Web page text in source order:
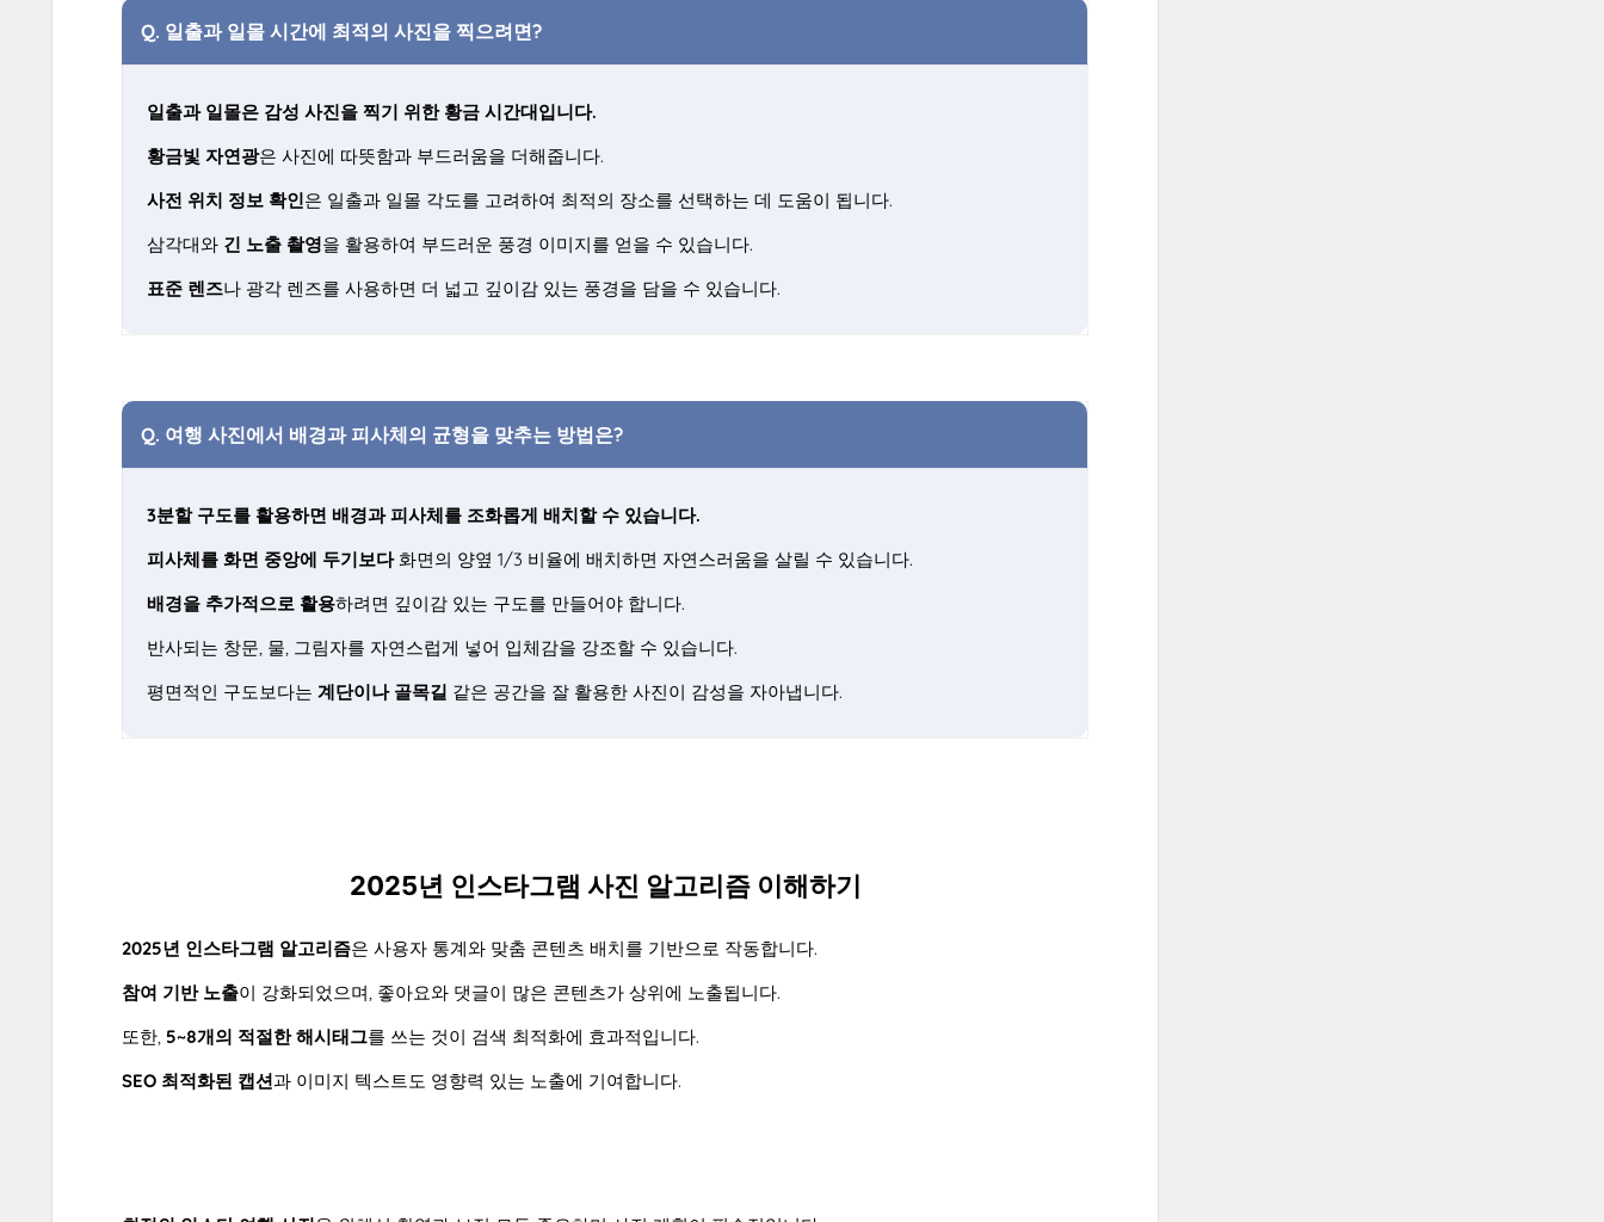
Q. 일출과 일몰 시간에 최적의 사진을 찍으려면?
일출과 일몰은 감성 사진을 찍기 위한 황금 시간대입니다.
황금빛 자연광은 사진에 따뜻함과 부드러움을 더해줍니다.
사전 위치 정보 확인은 일출과 일몰 각도를 고려하여 최적의 장소를 선택하는 데 도움이 됩니다.
삼각대와 긴 노출 촬영을 활용하여 부드러운 풍경 이미지를 얻을 수 있습니다.
표준 렌즈나 광각 렌즈를 사용하면 더 넓고 깊이감 있는 풍경을 담을 수 있습니다.
Q. 여행 사진에서 배경과 피사체의 균형을 맞추는 방법은?
3분할 구도를 활용하면 배경과 피사체를 조화롭게 배치할 수 있습니다.
피사체를 화면 중앙에 두기보다화면의 양옆 1/3 비율에 배치하면 자연스러움을 살릴 수 있습니다.
배경을 추가적으로 활용하려면 깊이감 있는 구도를 만들어야 합니다.
반사되는 창문, 물, 그림자를 자연스럽게 넣어 입체감을 강조할 수 있습니다.
평면적인 구도보다는 계단이나 골목길 같은 공간을 잘 활용한 사진이 감성을 자아냅니다.
2025년 인스타그램 사진 알고리즘 이해하기
2025년 인스타그램 알고리즘은 사용자 통계와 맞춤 콘텐츠 배치를 기반으로 작동합니다.
참여 기반 노출이 강화되었으며, 좋아요와 댓글이 많은 콘텐츠가 상위에 노출됩니다.
또한, 5~8개의 적절한 해시태그를 쓰는 것이 검색 최적화에 효과적입니다.
SEO 최적화된 캡션과 이미지 텍스트도 영향력 있는 노출에 기여합니다.